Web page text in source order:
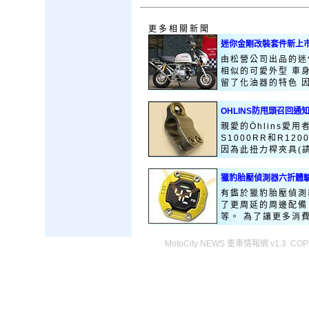
更多相關新聞
迷你金剛改裝套件新上
由松營公司出品的
相似的可愛外型 車
留了化油器的特色
OHLINS防甩頭召回通知
親愛的Öhlins愛用
S1000RR和
因為此扭力桿夾具(
獵豹胎壓偵測器六折體
有鑑於獵豹胎壓偵
了更周延的周邊配
等。 為了讓更多消
MotoCity NEWS 重車情報網 v1.3